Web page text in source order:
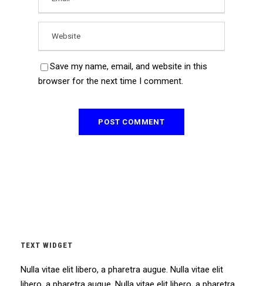
Save my name, email, and website in this
browser for the next time I comment.
TEXT WIDGET
Nulla vitae elit libero, a pharetra augue. Nulla vitae elit